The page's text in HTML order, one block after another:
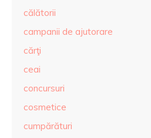
călătorii
campanii de ajutorare
cărţi
ceai
concursuri
cosmetice
cumpărături